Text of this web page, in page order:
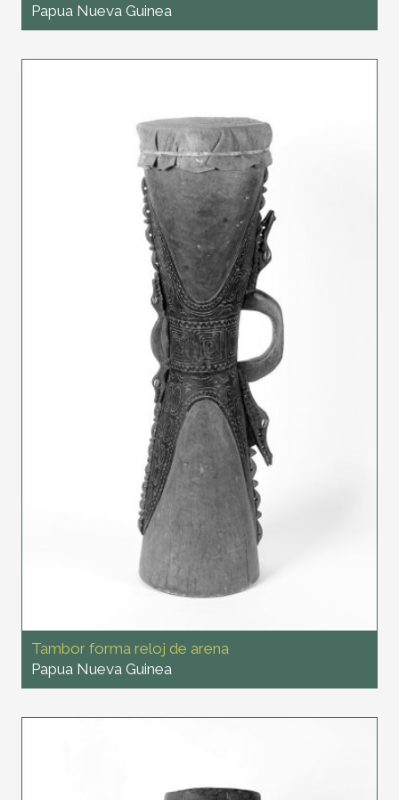
Papua Nueva Guinea
Tambor forma reloj de arena
Papua Nueva Guinea